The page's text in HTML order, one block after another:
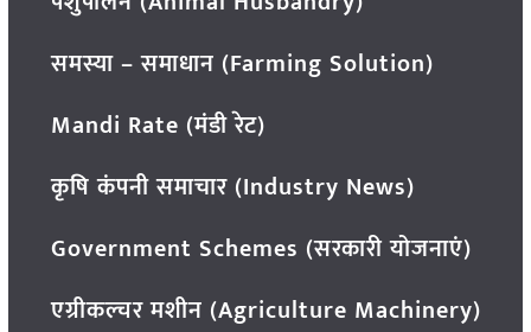
समस्या – समाधान (Farming Solution)
Mandi Rate (मंडी रेट)
कृषि कंपनी समाचार (Industry News)
Government Schemes (सरकारी योजनाएं)
एग्रीकल्चर मशीन (Agriculture Machinery)